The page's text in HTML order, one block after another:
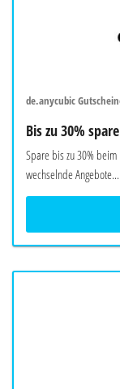
de.anycubic
Bis zu 30%
Spare bis zu 30%
wechselnde Angebote...